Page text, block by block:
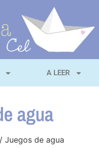
A LEER
agua
Juegos de agua